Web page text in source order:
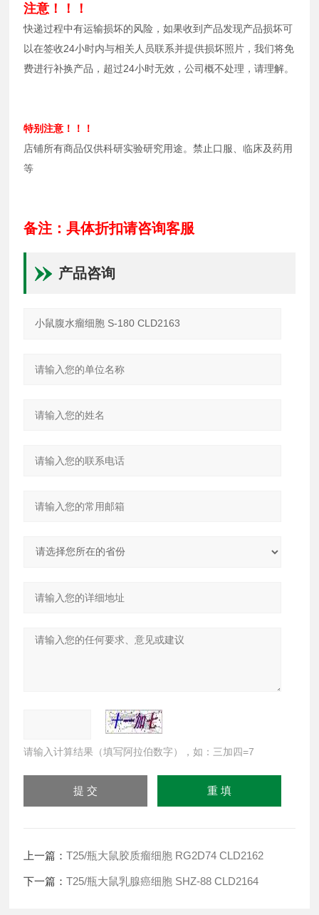
注意！！！
快递过程中有运输损坏的风险，如果收到产品发现产品损坏可
以在签收24小时内与相关人员联系并提供损坏照片，我们将免
费进行补换产品，超过24小时无效，公司概不处理，请理解。
特别注意！！！
店铺所有商品仅供科研实验研究用途。禁止口服、临床及药用
等
备注：具体折扣请咨询客服
产品咨询
请输入计算结果（填写阿拉伯数字），如：三加四=7
上一篇：T25/瓶大鼠胶质瘤细胞 RG2D74 CLD2162
下一篇：T25/瓶大鼠乳腺癌细胞 SHZ-88 CLD2164